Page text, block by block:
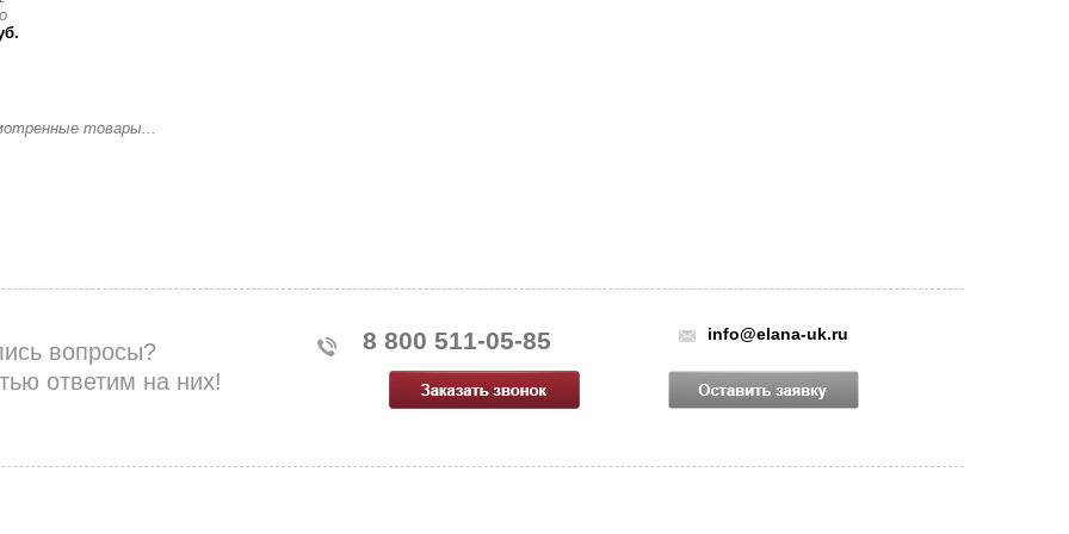
товары...
вопросы?
ответим на них!
8 800 511-05-85 info@elana-uk.ru